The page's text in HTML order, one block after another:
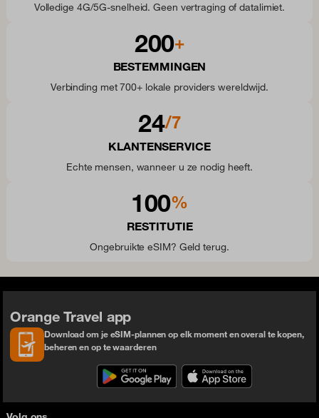
Volledige 4G/5G-snelheid. Geen vertraging of datalimiet.
200+
BESTEMMINGEN
Verbinding met 700+ lokale providers wereldwijd.
24/7
KLANTENSERVICE
Echte mensen, wanneer u ze nodig heeft.
100%
RESTITUTIE
Ongebruikte eSIM? Geld terug.
Orange Travel app
Download om je eSIM-plannen op elk moment en overal te kopen,
beheren en op te waarderen